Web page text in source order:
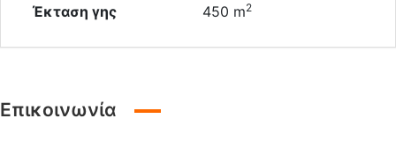
Έκταση γης 450 m2
Επικοινωνία